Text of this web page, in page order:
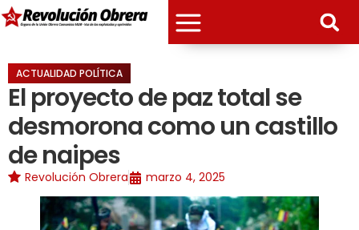
ACTUALIDAD POLÍTICA
El proyecto de paz total se
desmorona como un castillo
de naipes
Revolución Obrera marzo 4, 2025